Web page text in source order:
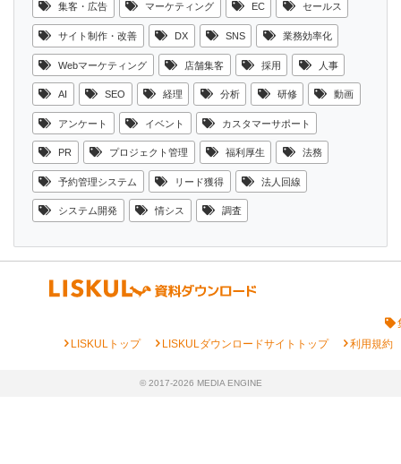
集客・広告 マーケティング EC セールス
サイト制作・改善 DX SNS 業務効率化
Webマーケティング 店舗集客 採用 人事
AI SEO 経理 分析 研修 動画
アンケート イベント カスタマーサポート
PR プロジェクト管理 福利厚生 法務
予約管理システム リード獲得 法人回線
システム開発 情シス 調査
chevron_rightLISKULトップ chevron_rightLISKULダウンロードサイトトップ chevron_right利用規約
© 2017-2026 MEDIA ENGINE